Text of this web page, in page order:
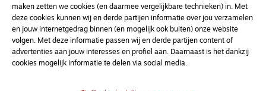
maken zetten we cookies (en daarmee vergelijkbare technieken) in. Met
deze cookies kunnen wij en derde partijen informatie over jou verzamelen
en jouw internetgedrag binnen (en mogelijk ook buiten) onze website
volgen. Met deze informatie passen wij en derde partijen content of
advertenties aan jouw interesses en profiel aan. Daarnaast is het dankzij
cookies mogelijk informatie te delen via social media.